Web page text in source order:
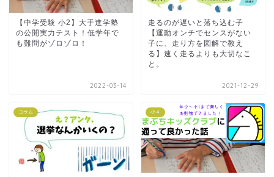
【中学受験 小2】大手進学塾
の公開実力テスト！低学年で
も難問がゾロゾロ！
2022-03-14
走るのが遅いと落ち込む子
【運動オンチでセンスがない
子に、走り方を図解で教え
る】速く走るよりも大切なこ
と。
2021-12-29
コラム 小４